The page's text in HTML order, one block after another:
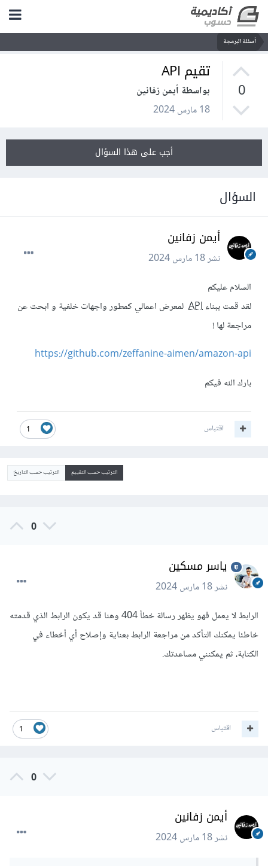
أسئلة البرمجة
0
تقيم API
بواسطة أيمن زفانين
18 مارس 2024
أجب على هذا السؤال
السؤال
أيمن زفانين
نشر18 مارس 2024
السلام عليكم
لقد قمت ببناءAPIلمعرض اعمالي كمطور واجهات خلفية و ابحت عن
مراجعة لها !
https://github.com/zeffanine-aimen/amazon-api
بارك الله فيكم
1 اقتباس
الترتيب حسب التقييم الترتيب حسب التاريخ
0
ياسر مسكين
نشر18 مارس 2024
الرابط لا يعمل فهو يظهر رسالة خطأ 404 وهنا قد يكون الرابط الذي قدمته
خاطئا يمكنك التأكد من مراجعة الرابط بعناية وإصلاح أي أخطاء في
الكتابة، ثم يمكنني مساعدتك.
1 اقتباس
0
أيمن زفانين
نشر18 مارس 2024